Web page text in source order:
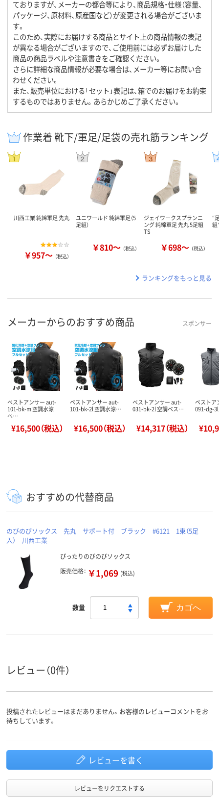
ておりますが、メーカーの都合等により、商品規格・仕様（容量、
パッケージ、原材料、原産国など）が変更される場合がございま
す。
このため、実際にお届けする商品とサイト上の商品情報の表記
が異なる場合がございますので、ご使用前には必ずお届けした
商品の商品ラベルや注意書きをご確認ください。
さらに詳細な商品情報が必要な場合は、メーカー等にお問い合
わせください。
また、販売単位における「セット」表記は、箱でのお届けをお約束
するものではありません。あらかじめご了承ください。
作業着 靴下/軍足/足袋の売れ筋ランキング
川西工業 純綿軍足 先丸
￥957～ （税込）
ユニワールド 純綿軍足（5
足組）
￥810～ （税込）
ジェイワークスプランニ
ング 純綿軍足 先丸 5足組
TS
￥698～ （税込）
“
組
ランキングをもっと見る
メーカーからのおすすめ商品 スポンサー
ベストアンサー aut-
101-bk-m 空調水涼
ベ…
¥16,500（税込）
ベストアンサー aut-
101-bk-2l 空調水涼…
¥16,500（税込）
ベストアンサー aut-
031-bk-2l 空調ベス…
¥14,317（税込）
ベストア
091-dg-
おすすめの代替商品
のびのびソックス 先丸 サポート付 ブラック #6121 1束（5足
入） 川西工業
ぴったりのびのびソックス
販売価格： ￥1,069 (税込)
数量 カゴへ
レビュー（0件）
投稿されたレビューはまだありません。お客様のレビューコメントをお
待ちしています。
レビューを書く
レビューをリクエストする